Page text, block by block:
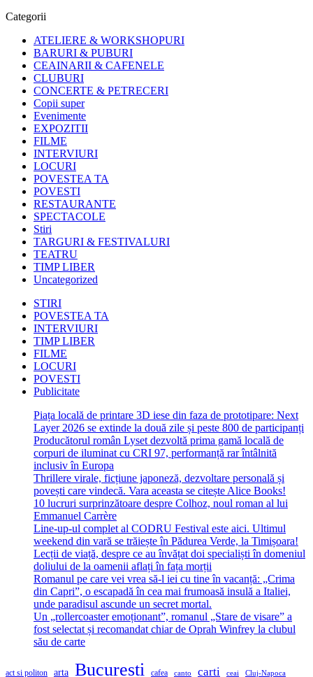
Categorii
ATELIERE & WORKSHOPURI
BARURI & PUBURI
CEAINARII & CAFENELE
CLUBURI
CONCERTE & PETRECERI
Copii super
Evenimente
EXPOZITII
FILME
INTERVIURI
LOCURI
POVESTEA TA
POVESTI
RESTAURANTE
SPECTACOLE
Stiri
TARGURI & FESTIVALURI
TEATRU
TIMP LIBER
Uncategorized
STIRI
POVESTEA TA
INTERVIURI
TIMP LIBER
FILME
LOCURI
POVESTI
Publicitate
Piața locală de printare 3D iese din faza de prototipare: Next
Layer 2026 se extinde la două zile și peste 800 de participanți
Producătorul român Lyset dezvoltă prima gamă locală de
corpuri de iluminat cu CRI 97, performanță rar întâlnită
inclusiv în Europa
Thrillere virale, ficțiune japoneză, dezvoltare personală și
povești care vindecă. Vara aceasta se citește Alice Books!
10 lucruri surprinzătoare despre Colhoz, noul roman al lui
Emmanuel Carrère
Line-up-ul complet al CODRU Festival este aici. Ultimul
weekend din vară se trăiește în Pădurea Verde, la Timișoara!
Lecții de viață, despre ce au învățat doi specialiști în domeniul
doliului de la oamenii aflați în fața morții
Romanul pe care vei vrea să-l iei cu tine în vacanță: „Crima
din Capri”, o escapadă în cea mai frumoasă insulă a Italiei,
unde paradisul ascunde un secret mortal.
Un „rollercoaster emoționant”, romanul „Stare de visare” a
fost selectat și recomandat chiar de Oprah Winfrey la clubul
său de carte
act si politon arta Bucuresti cafea canto carti ceai Cluj-Napoca